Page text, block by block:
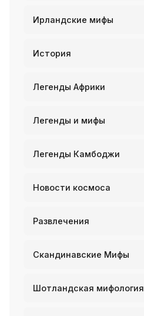
Ирландские мифы
История
Легенды Африки
Легенды и мифы
Легенды Камбоджи
Новости космоса
Развлечения
Скандинавские Мифы
Шотландская мифология